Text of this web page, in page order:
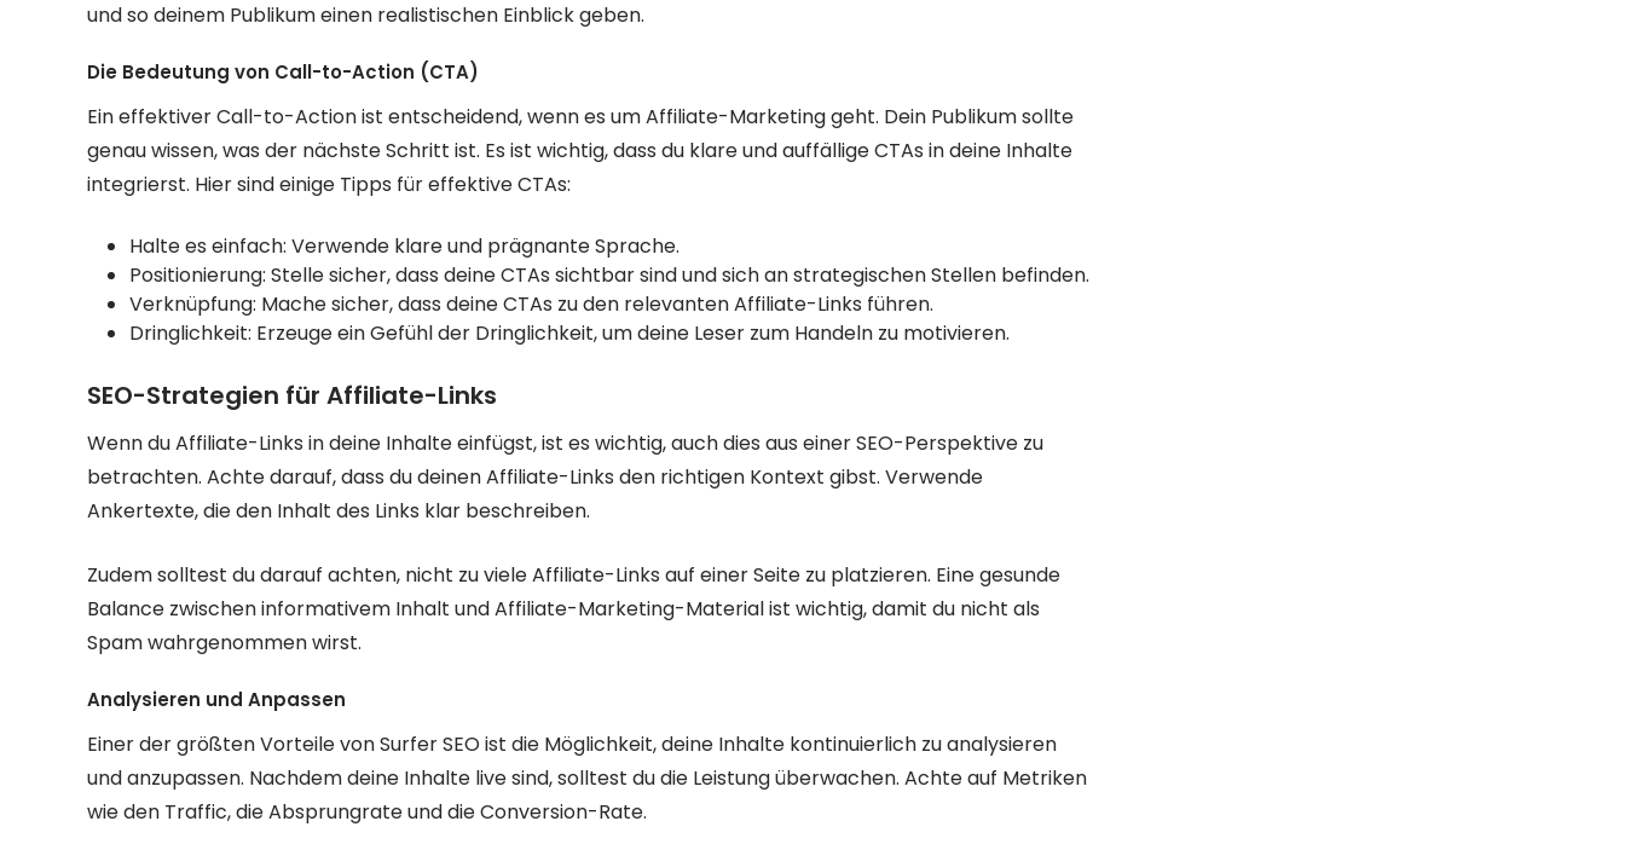
und so deinem Publikum einen realistischen Einblick geben.
Die Bedeutung von Call-to-Action (CTA)
Ein effektiver Call-to-Action ist entscheidend, wenn es um Affiliate-Marketing geht. Dein Publikum sollte
genau wissen, was der nächste Schritt ist. Es ist wichtig, dass du klare und auffällige CTAs in deine Inhalte
integrierst. Hier sind einige Tipps für effektive CTAs:
Halte es einfach: Verwende klare und prägnante Sprache.
Positionierung: Stelle sicher, dass deine CTAs sichtbar sind und sich an strategischen Stellen befinden.
Verknüpfung: Mache sicher, dass deine CTAs zu den relevanten Affiliate-Links führen.
Dringlichkeit: Erzeuge ein Gefühl der Dringlichkeit, um deine Leser zum Handeln zu motivieren.
SEO-Strategien für Affiliate-Links
Wenn du Affiliate-Links in deine Inhalte einfügst, ist es wichtig, auch dies aus einer SEO-Perspektive zu
betrachten. Achte darauf, dass du deinen Affiliate-Links den richtigen Kontext gibst. Verwende
Ankertexte, die den Inhalt des Links klar beschreiben.
Zudem solltest du darauf achten, nicht zu viele Affiliate-Links auf einer Seite zu platzieren. Eine gesunde
Balance zwischen informativem Inhalt und Affiliate-Marketing-Material ist wichtig, damit du nicht als
Spam wahrgenommen wirst.
Analysieren und Anpassen
Einer der größten Vorteile von Surfer SEO ist die Möglichkeit, deine Inhalte kontinuierlich zu analysieren
und anzupassen. Nachdem deine Inhalte live sind, solltest du die Leistung überwachen. Achte auf Metriken
wie den Traffic, die Absprungrate und die Conversion-Rate.